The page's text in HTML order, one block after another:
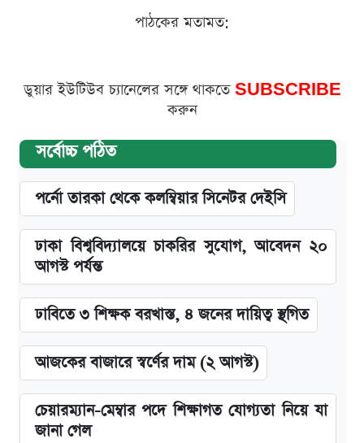
পাঠকের মতামত:
ডুয়ার ইউটিউব চ্যানেলের সঙ্গে থাকতে SUBSCRIBE
করুন
সর্বোচ্চ পঠিত
পর্নো তারকা থেকে কলম্বিয়ার সিনেটর দেইসি
ঢাকা বিশ্ববিদ্যালয়ে চাকরির সুযোগ, আবেদন ২০
আগস্ট পর্যন্ত
ঢাবিতে ৩ শিক্ষক বরখাস্ত, ৪ জনের দায়িত্ব স্থগিত
আজকের বাজারে স্বর্ণের দাম (২ আগস্ট)
চেয়ারম্যান-মেম্বার পদে শিক্ষাগত যোগ্যতা নিয়ে যা
জানা গেল